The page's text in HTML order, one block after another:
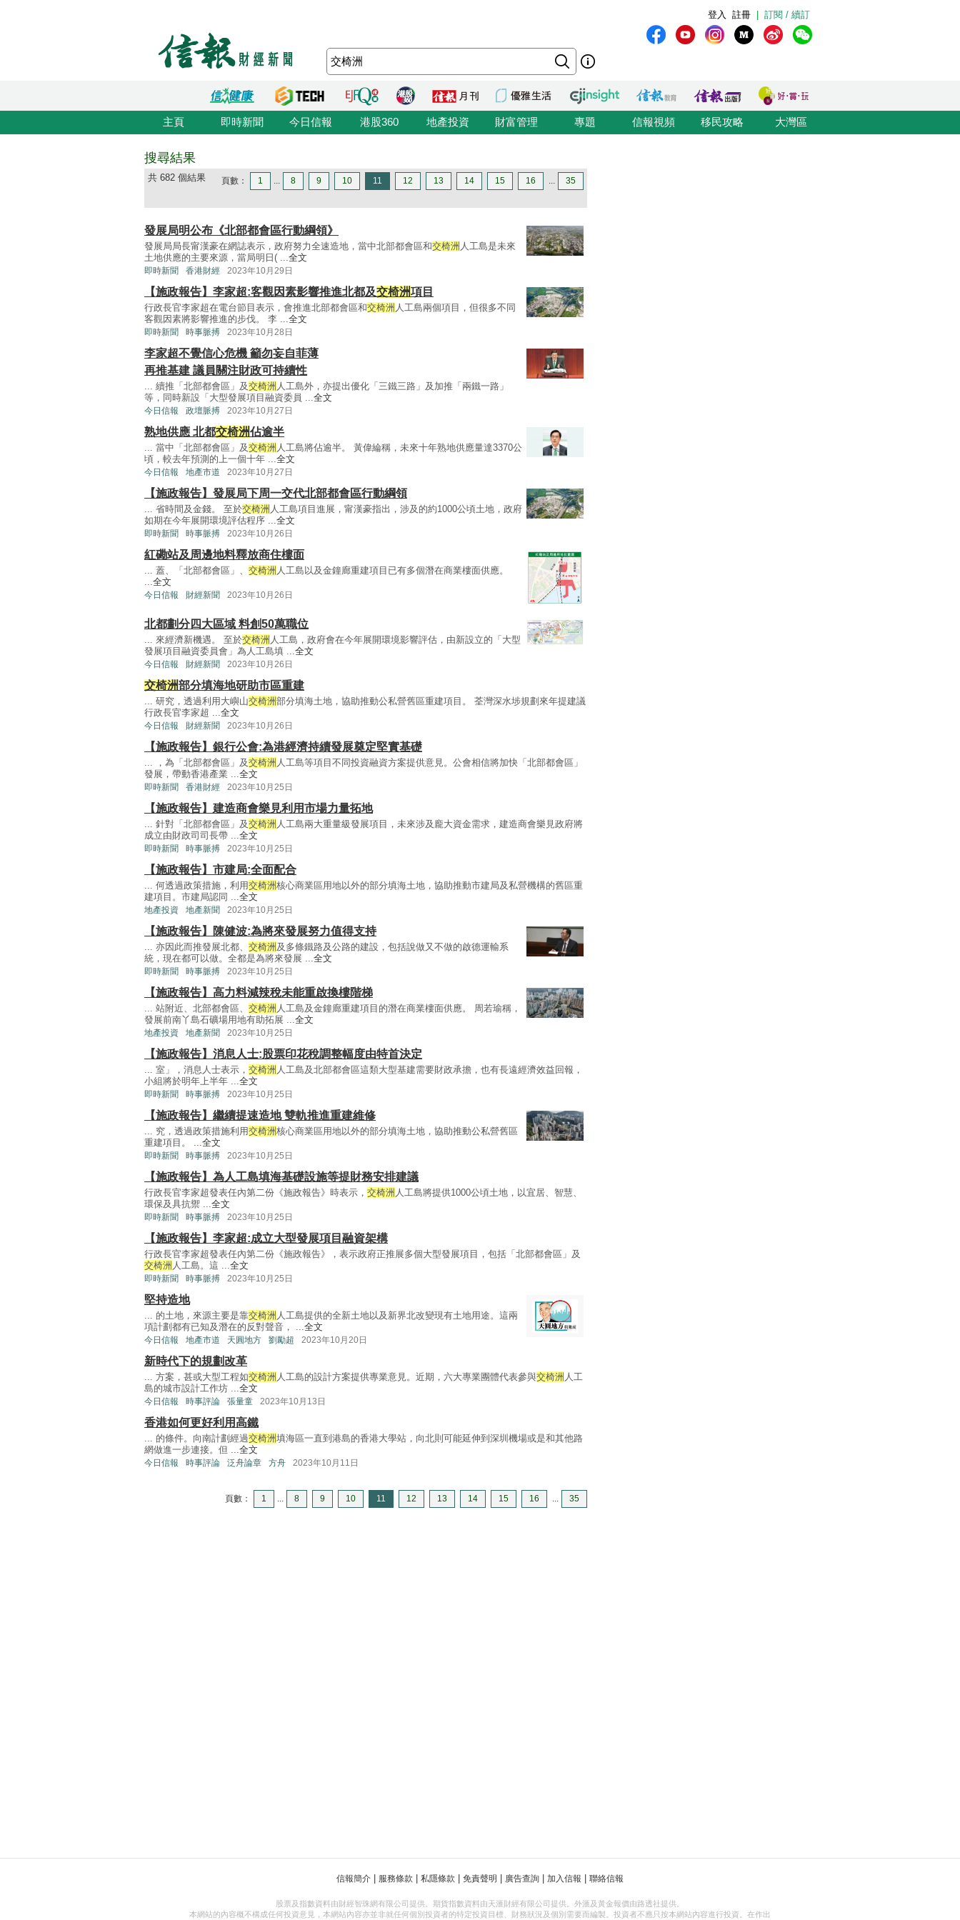
訂閱 / 續訂
註冊
登入
主頁 即時新聞 今日信報 港股360 地產投資 財富管理 專題 信報視頻 移民攻略 大灣區
搜尋結果
共 682 個結果 頁數： 1 ... 8 9 10 11 12 13 14 15 16 ... 35
發展局明公布《北部都會區行動綱領》
發展局局長甯漢豪在網誌表示，政府努力全速造地，當中北部都會區和交椅洲 人工島是未來
土地供應的主要來源，當局明日( ...全文
即時新聞 香港財經 2023年10月29日
【施政報告】李家超:客觀因素影響推進北都及交椅洲項目
行政長官李家超在電台節目表示，會推進北部都會區和交椅洲 人工島兩個項目，但很多不同
客觀因素將影響推進的步伐。 李 ...全文
即時新聞 時事脈搏 2023年10月28日
李家超不覺信心危機 籲勿妄自菲薄
再推基建 議員關注財政可持續性
... 續推「北部都會區」及交椅洲 人工島外，亦提出優化「三鐵三路」及加推「兩鐵一路」
等，同時新設「大型發展項目融資委員 ...全文
今日信報 政壇脈搏 2023年10月27日
熟地供應 北都交椅洲佔逾半
... 當中「北部都會區」及交椅洲 人工島將佔逾半。 黃偉綸稱，未來十年熟地供應量達3370公
頃，較去年預測的上一個十年 ...全文
今日信報 地產市道 2023年10月27日
【施政報告】發展局下周一交代北部都會區行動綱領
... 省時間及金錢。 至於交椅洲 人工島項目進展，甯漢豪指出，涉及的約1000公頃土地，政府
如期在今年展開環境評估程序 ...全文
即時新聞 時事脈搏 2023年10月26日
紅磡站及周邊地料釋放商住樓面
... 蓋、「北部都會區」、 交椅洲 人工島以及金鐘廊重建項目已有多個潛在商業樓面供應。
...全文
今日信報 財經新聞 2023年10月26日
北都劃分四大區域 料創50萬職位
... 來經濟新機遇。 至於交椅洲 人工島，政府會在今年展開環境影響評估，由新設立的「大型
發展項目融資委員會」為人工島填 ...全文
今日信報 財經新聞 2023年10月26日
交椅洲部分填海地研助市區重建
... 研究，透過利用大嶼山交椅洲部分填海土地，協助推動公私營舊區重建項目。 荃灣深水埗規劃來年提建議
行政長官李家超 ...全文
今日信報 財經新聞 2023年10月26日
【施政報告】銀行公會:為港經濟持續發展奠定堅實基礎
... ，為「北部都會區」及交椅洲 人工島等項目不同投資融資方案提供意見。公會相信將加快「北部都會區」
發展，帶動香港產業 ...全文
即時新聞 香港財經 2023年10月25日
【施政報告】建造商會樂見利用市場力量拓地
... 針對「北部都會區」及交椅洲 人工島兩大重量級發展項目，未來涉及龐大資金需求，建造商會樂見政府將
成立由財政司司長帶 ...全文
即時新聞 時事脈搏 2023年10月25日
【施政報告】市建局:全面配合
... 何透過政策措施，利用交椅洲核心商業區用地以外的部分填海土地，協助推動市建局及私營機構的舊區重
建項目。市建局認同 ...全文
地產投資 地產新聞 2023年10月25日
【施政報告】陳健波:為將來發展努力值得支持
... 亦因此而推發展北都、 交椅洲 及多條鐵路及公路的建設，包括說做又不做的啟德運輸系
統，現在都可以做。全都是為將來發展 ...全文
即時新聞 時事脈搏 2023年10月25日
【施政報告】高力料減辣稅未能重啟換樓階梯
... 站附近、北部都會區、 交椅洲 人工島及金鐘廊重建項目的潛在商業樓面供應。 周若瑜稱，
發展前南丫島石礦場用地有助拓展 ...全文
地產投資 地產新聞 2023年10月25日
【施政報告】消息人士:股票印花稅調整幅度由特首決定
... 室」，消息人士表示， 交椅洲 人工島及北部都會區這類大型基建需要財政承擔，也有長遠經濟效益回報，
小組將於明年上半年 ...全文
即時新聞 時事脈搏 2023年10月25日
【施政報告】繼續提速造地 雙軌推進重建維修
... 究，透過政策措施利用交椅洲核心商業區用地以外的部分填海土地，協助推動公私營舊區
重建項目。 ...全文
即時新聞 時事脈搏 2023年10月25日
【施政報告】為人工島填海基礎設施等提財務安排建議
行政長官李家超發表任內第二份《施政報告》時表示， 交椅洲 人工島將提供1000公頃土地，以宜居、智慧、
環保及具抗禦 ...全文
即時新聞 時事脈搏 2023年10月25日
【施政報告】李家超:成立大型發展項目融資架構
行政長官李家超發表任內第二份《施政報告》，表示政府正推展多個大型發展項目，包括「北部都會區」及
交椅洲 人工島。這 ...全文
即時新聞 時事脈搏 2023年10月25日
堅持造地
... 的土地，來源主要是靠交椅洲 人工島提供的全新土地以及新界北改變現有土地用途。這兩
項計劃都有已知及潛在的反對聲音， ...全文
今日信報 地產市道 天圓地方 劉勵超 2023年10月20日
新時代下的規劃改革
... 方案，甚或大型工程如交椅洲 人工島的設計方案提供專業意見。近期，六大專業團體代表參與交椅洲 人工
島的城市設計工作坊 ...全文
今日信報 時事評論 張量童 2023年10月13日
香港如何更好利用高鐵
... 的條件。向南計劃經過交椅洲填海區一直到港島的香港大學站，向北則可能延伸到深圳機場或是和其他路
網做進一步連接。但 ...全文
今日信報 時事評論 泛舟論章 方舟 2023年10月11日
頁數： 1 ... 8 9 10 11 12 13 14 15 16 ... 35
信報簡介 服務條款 私隱條款 免責聲明 廣告查詢 加入信報 聯絡信報
股票及指數資料由財經智珠網有限公司提供。期貨指數資料由天滙財經有限公司提供。外滙及黃金報價由路透社提供。
本網站的內容概不構成任何投資意見，本網站內容亦並非就任何個別投資者的特定投資目標、財務狀況及個別需要而編製。投資者不應只按本網站內容進行投資。在作出